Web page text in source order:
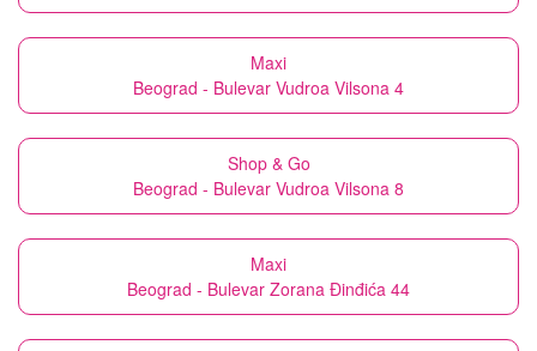
Maxi
Beograd - Bulevar Vudroa Vilsona 4
Shop & Go
Beograd - Bulevar Vudroa Vilsona 8
Maxi
Beograd - Bulevar Zorana Đinđića 44